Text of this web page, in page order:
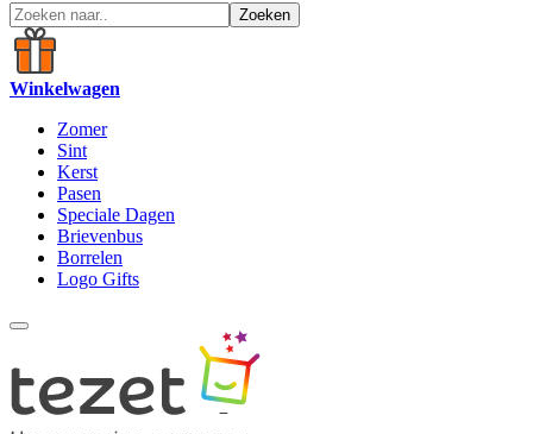
Zoeken
Winkelwagen
Zomer
Sint
Kerst
Pasen
Speciale Dagen
Brievenbus
Borrelen
Logo Gifts